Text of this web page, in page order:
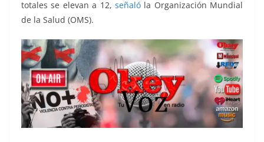
totales se elevan a 12, señaló la Organización Mundial
de la Salud (OMS).